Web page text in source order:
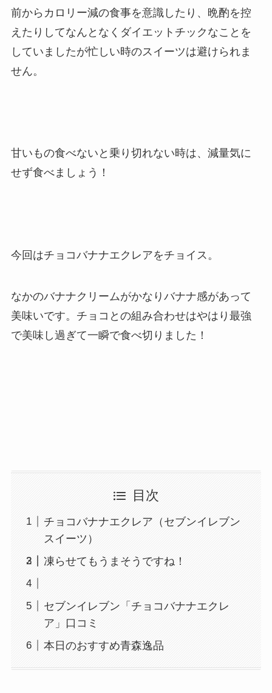
前からカロリー減の食事を意識したり、晩酌を控
えたりしてなんとなくダイエットチックなことを
していましたが忙しい時のスイーツは避けられま
せん。
甘いもの食べないと乗り切れない時は、減量気に
せず食べましょう！
今回はチョコバナナエクレアをチョイス。
なかのバナナクリームがかなりバナナ感があって
美味いです。チョコとの組み合わせはやはり最強
で美味し過ぎて一瞬で食べ切りました！
目次
チョコバナナエクレア（セブンイレブン
スイーツ）
凍らせてもうまそうですね！
セブンイレブン「チョコバナナエクレ
ア」口コミ
本日のおすすめ青森逸品